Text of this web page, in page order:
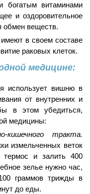
богатым витаминами
и оздоровительное
обмен веществ.
в своем составе
раковых клеток.
медицине:
использует вишню в
от внутренних и
в этом убедиться,
медицины:
кишечного тракта.
измельченных веток
и залить 400
зелье нужно час,
граммов трижды в
до еды.